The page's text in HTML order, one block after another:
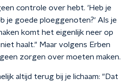
controle over hebt. 'Heb je
je goede ploeggenoten?' Als je
komt het eigenlijk neer op
haalt." Maar volgens Erben
zorgen over moeten maken.
altijd terug bij je lichaam: "Dat